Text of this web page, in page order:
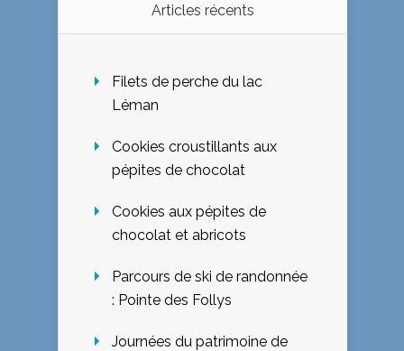
Articles récents
Filets de perche du lac
Léman
Cookies croustillants aux
pépites de chocolat
Cookies aux pépites de
chocolat et abricots
Parcours de ski de randonnée
: Pointe des Follys
Journées du patrimoine de